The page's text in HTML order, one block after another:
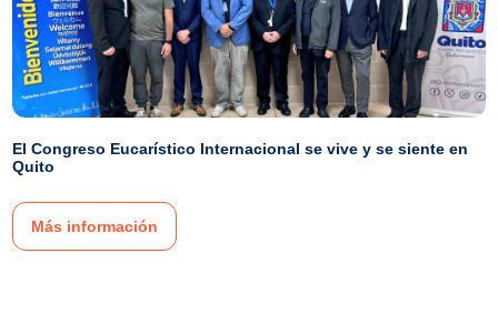
El Congreso Eucarístico Internacional se vive y se siente en
Quito
Más información